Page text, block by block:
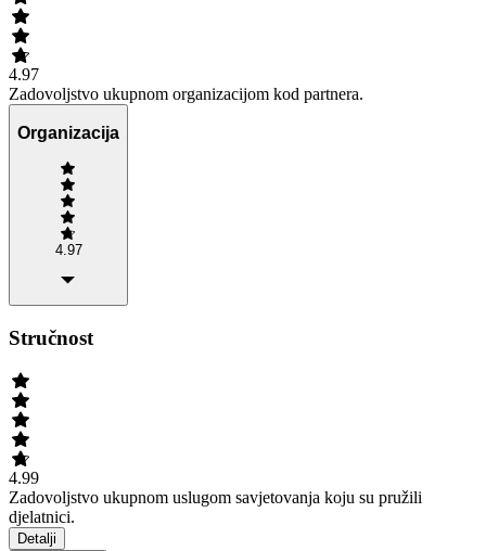
4.97
Zadovoljstvo ukupnom organizacijom kod partnera.
Organizacija
4.97
Stručnost
4.99
Zadovoljstvo ukupnom uslugom savjetovanja koju su pružili
djelatnici.
Detalji